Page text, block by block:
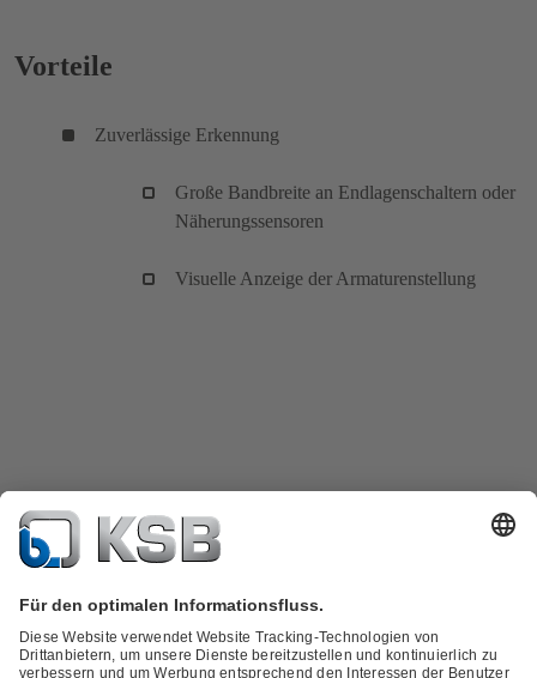
Vorteile
Zuverlässige Erkennung
Große Bandbreite an Endlagenschaltern oder
Näherungssensoren
Visuelle Anzeige der Armaturenstellung